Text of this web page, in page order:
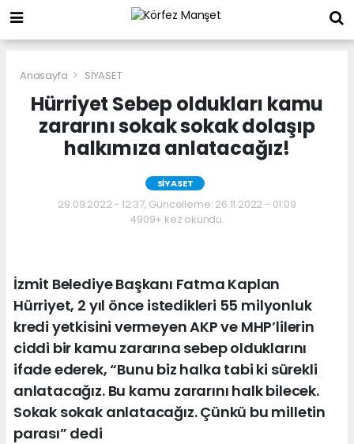
Anasayfa SİYASET
Hürriyet Sebep oldukları kamu
zararını sokak sokak dolaşıp
halkımıza anlatacağız!
SİYASET
29.09.2022 - 12:37, Güncelleme: 26.11.2022 - 01:09
4909+ kez okundu.
İzmit Belediye Başkanı Fatma Kaplan
Hürriyet, 2 yıl önce istedikleri 55 milyonluk
kredi yetkisini vermeyen AKP ve MHP’lilerin
ciddi bir kamu zararına sebep olduklarını
ifade ederek, “Bunu biz halka tabi ki sürekli
anlatacağız. Bu kamu zararını halk bilecek.
Sokak sokak anlatacağız. Çünkü bu milletin
parası” dedi